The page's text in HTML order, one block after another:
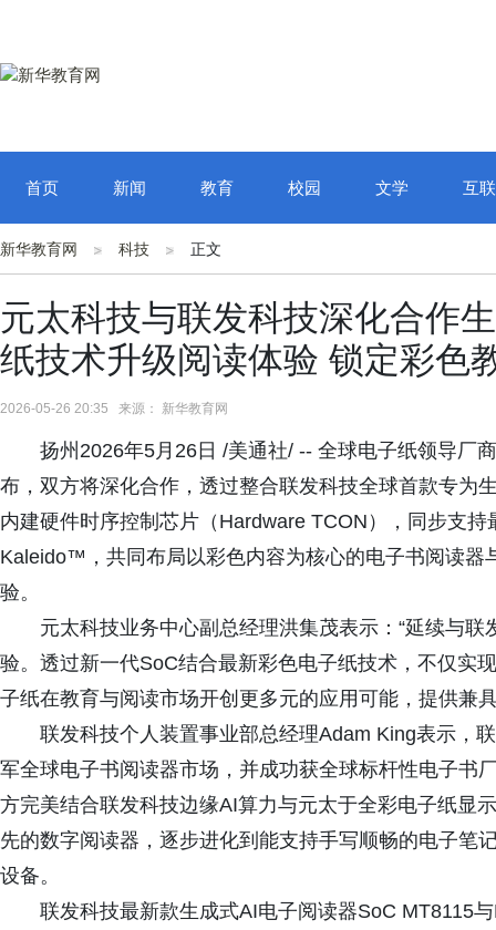
首页 新闻 教育 校园 文学 互
新华教育网 科技 正文
元太科技与联发科技深化合作
纸技术升级阅读体验 锁定彩色
2026-05-26 20:35 来源： 新华教育网
扬州2026年5月26日 /美通社/ -- 全球电子纸领导厂
布，双方将深化合作，透过整合联发科技全球首款专为
内建硬件时序控制芯片（Hardware TCON），同步支
Kaleido™，共同布局以彩色内容为核心的电子书阅读器
验。
元太科技业务中心副总经理洪集茂表示：“延续与
验。透过新一代SoC结合最新彩色电子纸技术，不仅实
子纸在教育与阅读市场开创更多元的应用可能，提供兼
联发科技个人装置事业部总经理Adam King表示，
军全球电子书阅读器市场，并成功获全球标杆性电子书
方完美结合联发科技边缘AI算力与元太于全彩电子纸显
先的数字阅读器，逐步进化到能支持手写顺畅的电子笔
设备。
联发科技最新款生成式AI电子阅读器SoC MT8115